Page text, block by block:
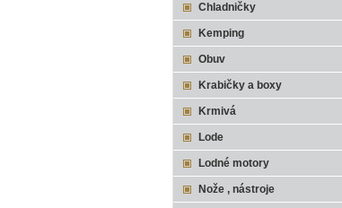
Chladničky
Kemping
Obuv
Krabičky a boxy
Krmivá
Lode
Lodné motory
Nože , nástroje